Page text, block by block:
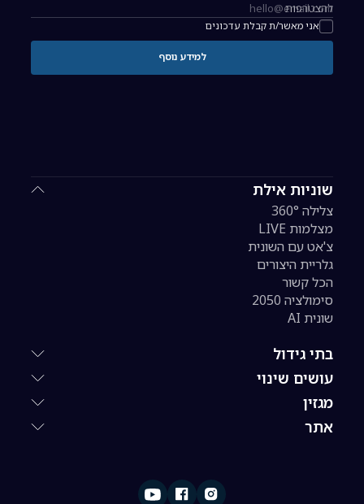
שוניות אילת
צלילה 360°
מצלמות LIVE
צ'אט עם השונית
גלריית היצורים
הכל קשור
סימולציה 2050
שונית AI
בתי גידול
עושים שינוי
מגזין
אתר
כתובת אימייל להרשמה לניוזלטר
אני מאשר/ת קבלת עדכונים
להצטרפות
למידע נוסף